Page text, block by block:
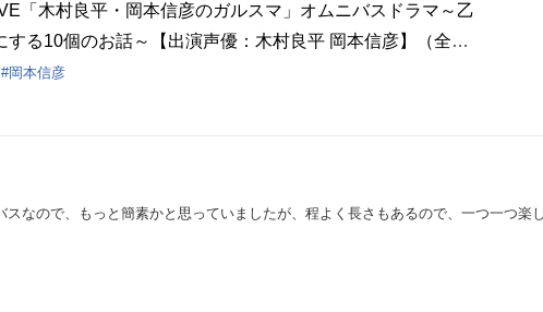
「木村良平・岡本信彦のガルスマ」オムニバスドラマ～乙
する10個のお話～【出演声優：木村良平 岡本信彦】（全話
岡本信彦
スなので、もっと簡素かと思っていましたが、程よく長さもあるので、一つ一つ楽